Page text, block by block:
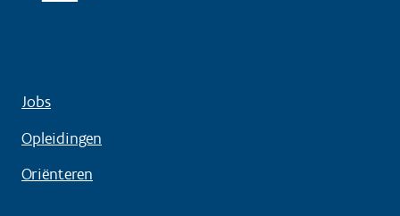
Jobs
Opleidingen
Oriënteren